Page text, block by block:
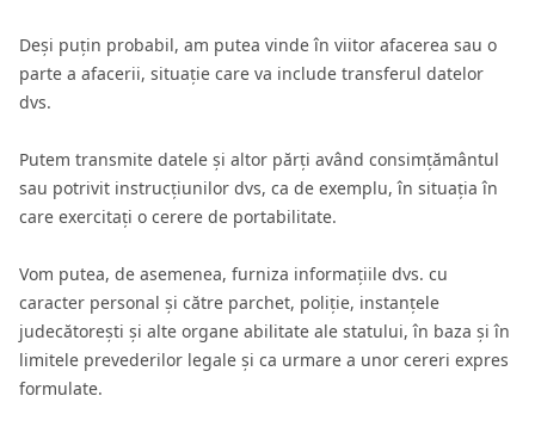
Deși puțin probabil, am putea vinde în viitor afacerea sau o
parte a afacerii, situație care va include transferul datelor
dvs.
Putem transmite datele și altor părți având consimțământul
sau potrivit instrucțiunilor dvs, ca de exemplu, în situația în
care exercitați o cerere de portabilitate.
Vom putea, de asemenea, furniza informațiile dvs. cu
caracter personal și către parchet, poliție, instanțele
judecătorești și alte organe abilitate ale statului, în baza și în
limitele prevederilor legale și ca urmare a unor cereri expres
formulate.